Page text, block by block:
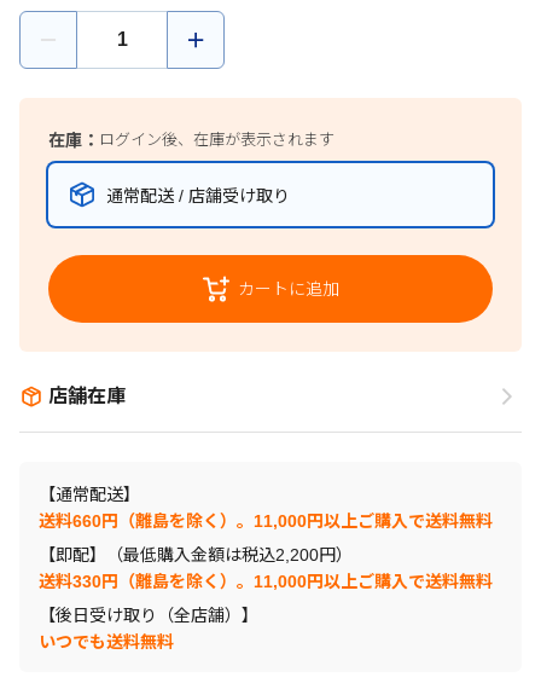
在庫： ログイン後、在庫が表示されます
通常配送 / 店舗受け取り
カートに追加
店舗在庫
【通常配送】
送料660円（離島を除く）。11,000円以上ご購入で送料無料
【即配】（最低購入金額は税込2,200円）
送料330円（離島を除く）。11,000円以上ご購入で送料無料
【後日受け取り（全店舗）】
いつでも送料無料